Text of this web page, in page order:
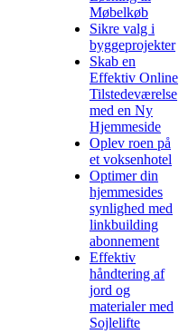
Møbelkøb
Sikre valg i
byggeprojekter
Skab en
Effektiv Online
Tilstedeværelse
med en Ny
Hjemmeside
Oplev roen på
et voksenhotel
Optimer din
hjemmesides
synlighed med
linkbuilding
abonnement
Effektiv
håndtering af
jord og
materialer med
Sojlelifte